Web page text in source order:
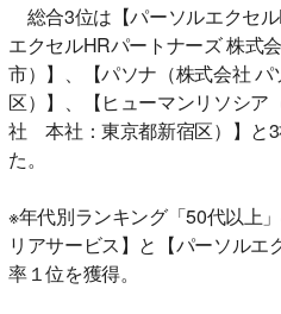
総合3位は【パーソルエクセ
エクセルHRパートナーズ 株式
市）】、【パソナ（株式会社
区）】、【ヒューマンリソシア
社 本社：東京都新宿区）】と
た。
※年代別ランキング「50代以上
リアサービス】と【パーソル
率１位を獲得。